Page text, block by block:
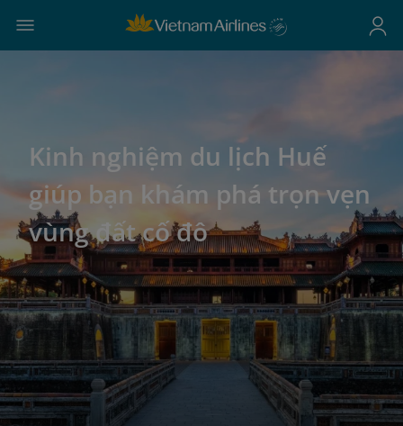
Kinh nghiệm du lịch Huế
giúp bạn khám phá trọn vẹn
vùng đất cố đô